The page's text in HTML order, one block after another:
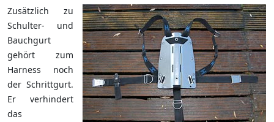
Zusätzlich zu
Schulter- und
Bauchgurt
gehört zum
Harness noch
der Schrittgurt.
Er verhindert
das